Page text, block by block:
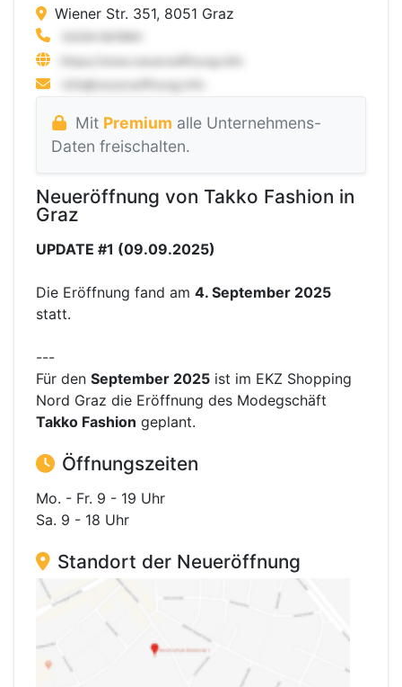
Wiener Str. 351, 8051 Graz
Mit Premium alle Unternehmens-
Daten freischalten.
Neueröffnung von Takko Fashion in
Graz
UPDATE #1 (09.09.2025)
Die Eröffnung fand am 4. September 2025
statt.
---
Für den September 2025 ist im EKZ Shopping
Nord Graz die Eröffnung des Modegschäft
Takko Fashion geplant.
Öffnungszeiten
Mo. - Fr. 9 - 19 Uhr
Sa. 9 - 18 Uhr
Standort der Neueröffnung